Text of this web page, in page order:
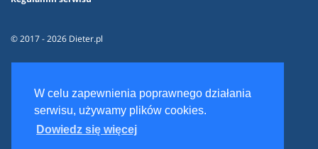
W celu zapewnienia poprawnego działania
serwisu, używamy plików cookies.
Dowiedz się więcej
© 2017 - 2026 Dieter.pl